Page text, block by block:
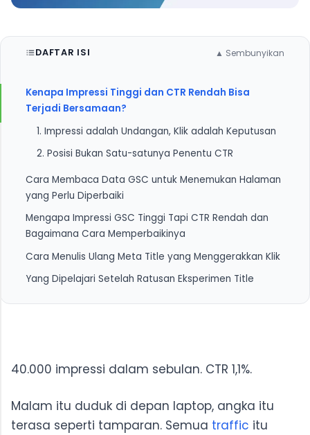
DAFTAR ISI ▲ Sembunyikan
Kenapa Impressi Tinggi dan CTR Rendah Bisa
Terjadi Bersamaan?
1. Impressi adalah Undangan, Klik adalah Keputusan
2. Posisi Bukan Satu-satunya Penentu CTR
Cara Membaca Data GSC untuk Menemukan Halaman
yang Perlu Diperbaiki
1. Filter "Impressi Tinggi, CTR Rendah" di GSC
2. Kenali Pola Title yang Underperform
Mengapa Impressi GSC Tinggi Tapi CTR Rendah dan
Bagaimana Cara Memperbaikinya
1. Tiga Penyebab Utama CTR Rendah Meski Impressi
Tinggi
Cara Menulis Ulang Meta Title yang Menggerakkan Klik
Yang Dipelajari Setelah Ratusan Eksperimen Title
Referensi:
40.000 impressi dalam sebulan. CTR 1,1%.
Malam itu duduk di depan laptop, angka itu
terasa seperti tamparan. Semua traffic itu